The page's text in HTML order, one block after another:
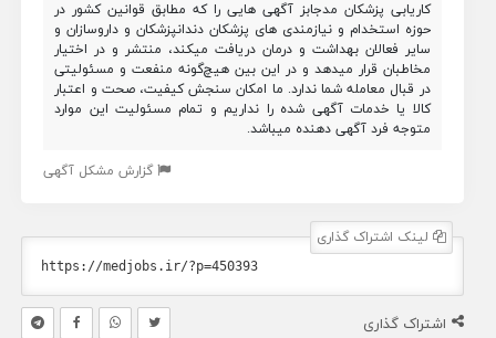
کاریابی پزشکان مدجابز آگهی هایی را که مطابق قوانین کشور در
حوزه استخدام و نیازمندی های پزشکان دندانپزشکان و داروسازان و
سایر فعالان بهداشت و درمان دریافت میکند، منتشر و در اختیار
مخاطبان قرار میدهد و در این بین هیچ‌گونه منفعت و مسئولیتی
در قبال معامله شما ندارد. ما امکان سنجش کیفیت، صحت و اعتبار
کالا یا خدمات آگهی شده را نداریم و تمام مسئولیت این موارد
متوجه فرد آگهی دهنده میباشد.
گزارش مشکل آگهی
لینک اشتراک گذاری
اشتراک گذاری